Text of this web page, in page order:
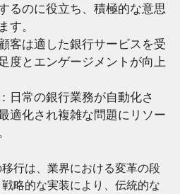
るのに役立ち、積極的な意思
す。
客は適した銀行サービスを受
度とエンゲージメントが向上
日常の銀行業務が自動化さ
適化され複雑な問題にリソー
行は、業界における変革の段
略的な実装により、伝統的な